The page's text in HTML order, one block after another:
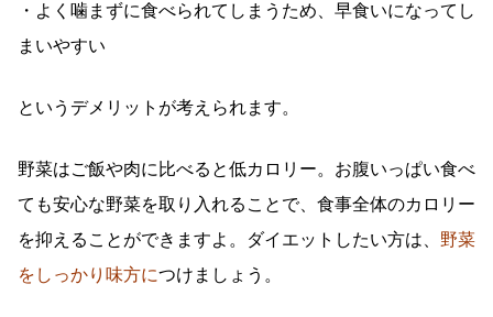
・よく噛まずに食べられてしまうため、早食いになってし
まいやすい
というデメリットが考えられます。
野菜はご飯や肉に比べると低カロリー。お腹いっぱい食べ
ても安心な野菜を取り入れることで、食事全体のカロリー
を抑えることができますよ。ダイエットしたい方は、 野菜
をしっかり味方につけましょう。